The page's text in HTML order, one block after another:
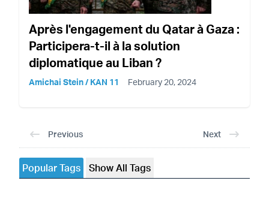
Après l'engagement du Qatar à Gaza :
Participera-t-il à la solution
diplomatique au Liban ?
Amichai Stein / KAN 11 February 20, 2024
Previous Next
Popular Tags Show All Tags